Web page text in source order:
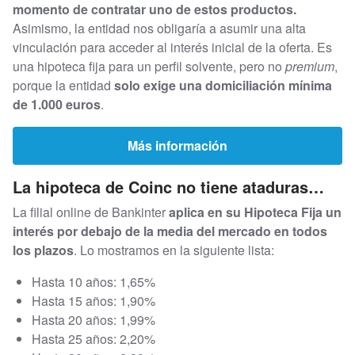
momento de contratar uno de estos productos.
Asimismo, la entidad nos obligaría a asumir una alta
vinculación para acceder al interés inicial de la oferta. Es
una hipoteca fija para un perfil solvente, pero no premium,
porque la entidad solo exige una domiciliación mínima
de 1.000 euros.
Más información
La hipoteca de Coinc no tiene ataduras…
La filial online de Bankinteraplica en su Hipoteca Fija un
interés por debajo de la media del mercado en todos
los plazos. Lo mostramos en la siguiente lista:
Hasta 10 años: 1,65%
Hasta 15 años: 1,90%
Hasta 20 años: 1,99%
Hasta 25 años: 2,20%